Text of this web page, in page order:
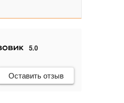
5.0
Оставить отзыв